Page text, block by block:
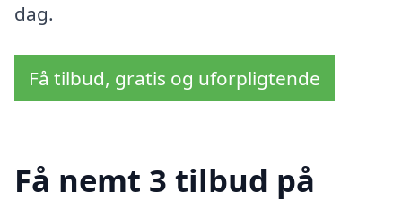
dag.
Få tilbud, gratis og uforpligtende
Få nemt 3 tilbud på